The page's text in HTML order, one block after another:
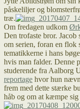
påskeliljer og
træ.
Om fredagen udkom
Den trofaste bror. Jacob
om serien, foran en flok
tematikkerne i hans
hvis man falder. Denne
studerende fra Aalborg
reportage hvor hun
frem med dette stærke
håb og om at kæmpe sig